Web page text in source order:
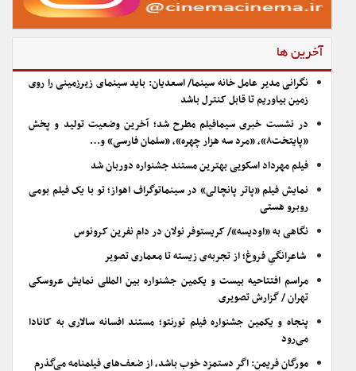
آخرین ها
نگرانی مدیر عامل خانه سینما/ اسعدیان: باید سینمای زیرزمینی را روی
زمین بیاوریم تا قابل کنترل باشد
در نشست خبری سیمافیلم مطرح شد؛ آخرین وضعیت تولید و پخش
«پایتخت۸»، «مرد سه هزار چهره»، «سلمان فارسی» و…
فیلم مهرداد اسکویی بهترین مستند جشنواره دوربان شد
نمایش فیلم «پاتر پانچالی» در سینماتوگراف اهواز؛ تو با یک فیلم بومی
روبرو هستی
نگاهی به «اودیسه»/ کریستوفر نولان در دام نفرین کرونوس
شاعرانگیِ فروغ؛ از تجربه‌ی زیسته تا معماری تصویر
مراسم افتتاحیه بیست و یکمین جشنواره بین المللی نمایش عروسکی
تهران / گزارش تصویری
پنجاه و یکمین جشنواره فیلم تورنتو؛ مستند افسانه سالاری به کانادا
می‌رود
مورگان فریمن: اگر دستمزد خوب باشد، از ضعف‌های فیلمنامه می‌گذرم